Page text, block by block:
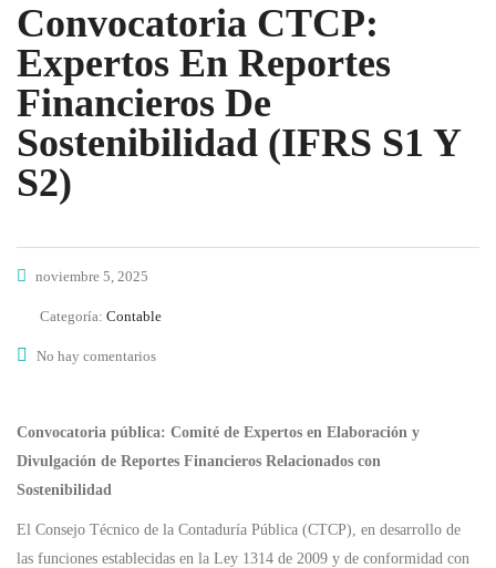
Convocatoria CTCP:
Expertos En Reportes
Financieros De
Sostenibilidad (IFRS S1 Y
S2)
noviembre 5, 2025
Categoría: Contable
No hay comentarios
Convocatoria pública: Comité de Expertos en Elaboración y
Divulgación de Reportes Financieros Relacionados con
Sostenibilidad
El Consejo Técnico de la Contaduría Pública (CTCP), en desarrollo de
las funciones establecidas en la Ley 1314 de 2009 y de conformidad con